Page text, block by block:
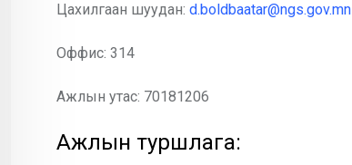
Цахилгаан шуудан: d.boldbaatar@ngs.gov.mn
Оффис: 314
Ажлын утас: 70181206
Ажлын туршлага: